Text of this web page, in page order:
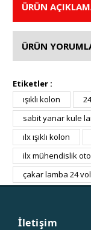
ÜRÜN
ÜRÜN
Etiketler :
ışıklı kolon
sabit yanar kule
ılx ışıklı kolon
ilx mühendislik
çakar lamba 24
İletişim